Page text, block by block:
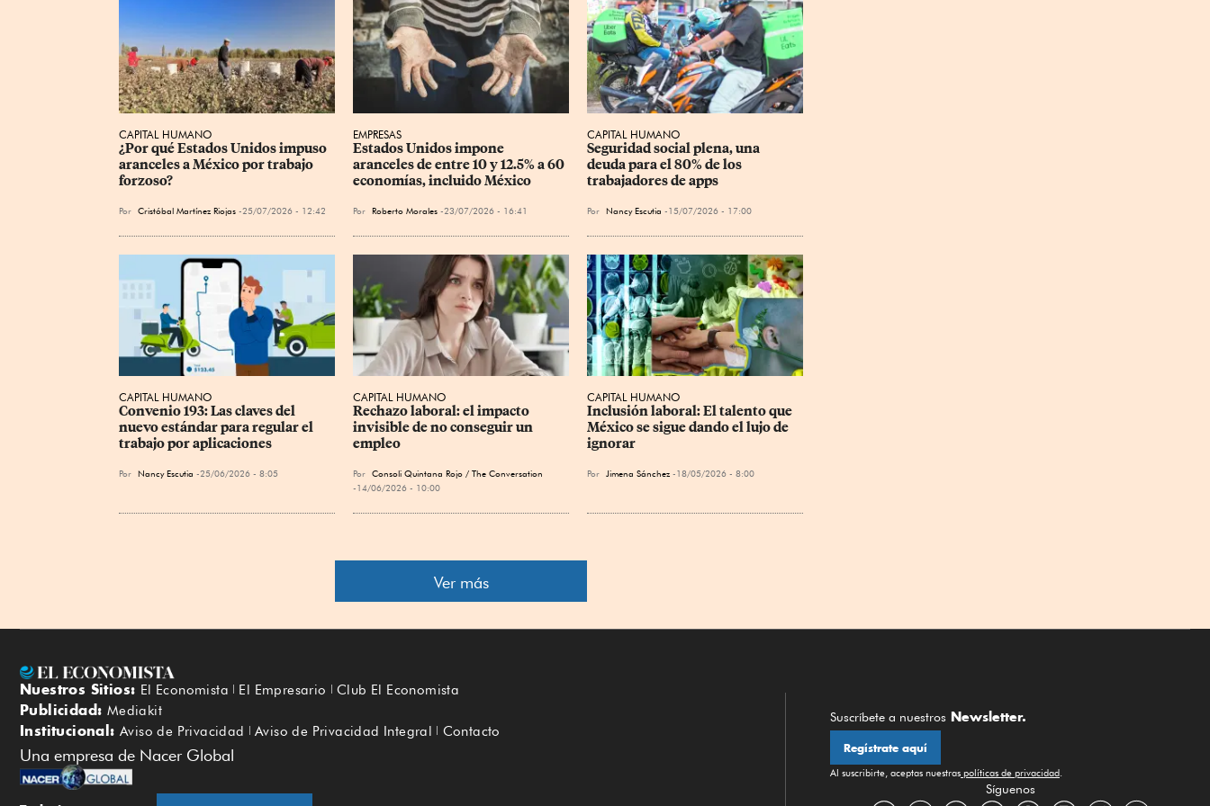
CAPITAL HUMANO
¿Por qué Estados Unidos impuso
aranceles a México por trabajo
forzoso?
Por Cristóbal Martínez Riojas 25/07/2026 - 12:42
EMPRESAS
Estados Unidos impone
aranceles de entre 10 y 12.5% a 60
economías, incluido México
Por Roberto Morales 23/07/2026 - 16:41
CAPITAL HUMANO
Seguridad social plena, una
deuda para el 80% de los
trabajadores de apps
Por Nancy Escutia 15/07/2026 - 17:00
CAPITAL HUMANO
Convenio 193: Las claves del
nuevo estándar para regular el
trabajo por aplicaciones
Por Nancy Escutia 25/06/2026 - 8:05
CAPITAL HUMANO
Rechazo laboral: el impacto
invisible de no conseguir un
empleo
Por Consoli Quintana Rojo / The Conversation
14/06/2026 - 10:00
CAPITAL HUMANO
Inclusión laboral: El talento que
México se sigue dando el lujo de
ignorar
Por Jimena Sánchez 18/05/2026 - 8:00
Ver más
Nuestros Sitios: El Economista El Empresario Club El Economista
Publicidad: Mediakit
Institucional: Aviso de Privacidad Aviso de Privacidad Integral Contacto
Una empresa de Nacer Global
Suscríbete a nuestros Newsletter.
Regístrate aquí
Al suscribirte, aceptas nuestras políticas de privacidad
Síguenos